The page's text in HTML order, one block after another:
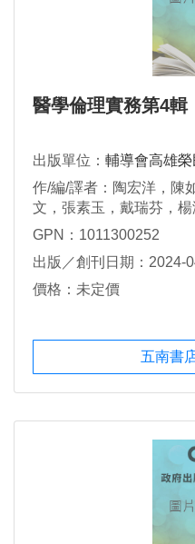
醫學倫理實務第4輯
出版單位： 輔導會高雄
作/編/譯者：陶宏洋，陳
文，張素玉，戴瑞芬，
國清，高志翔，黃資雅，
GPN：1011300252
出版／創刊日期：2024-
價格：未定價
五南書